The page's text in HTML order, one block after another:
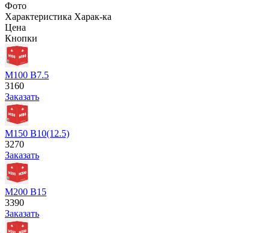
Фото
Характеристика Харак-ка
Цена
Кнопки
М100 В7.5
3160
Заказать
М150 В10(12.5)
3270
Заказать
М200 В15
3390
Заказать